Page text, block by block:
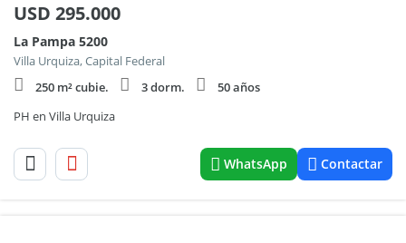
USD 295.000
La Pampa 5200
Villa Urquiza, Capital Federal
250 m² cubie.
3 dorm.
50 años
PH en Villa Urquiza
WhatsApp Contactar